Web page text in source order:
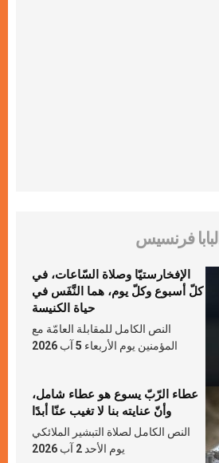
البابا فرنسيس
الإفخارستيّا وصلاة السّاعات، في
كلّ أسبوع وكلّ يوم، هما النَّفَس في
حياة الكنيسة
النص الكامل للمقابلة العامّة مع
المؤمنين يوم الأربعاء 5 آب 2026
عطاء الرّبّ يسوع هو عطاء شامل،
وأنّ عنايته بنا لا تغيب عنّا أبدًا
النص الكامل لصلاة التبشير الملائكي
يوم الأحد 2 آب 2026